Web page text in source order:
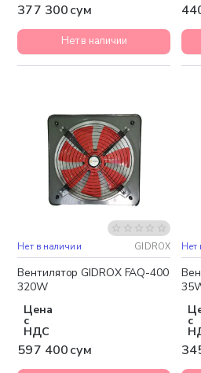
377 300 сум
Нет в наличии
Нет в наличии GIDROX
Вентилятор GIDROX FAQ-400
320W
Цена
с
НДС
597 400 сум
Нет
с